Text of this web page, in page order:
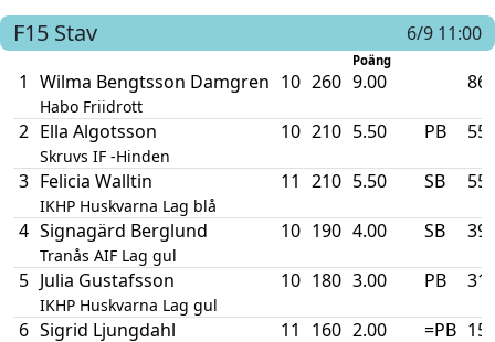
F15 Stav 6/9 11:00
Poäng
1 Wilma Bengtsson Damgren
Habo Friidrott
10 260 9.00
2 Ella Algotsson
Skruvs IF -Hinden
10 210 5.50 PB
3 Felicia Walltin
IKHP Huskvarna Lag blå
11 210 5.50 SB
4 Signagärd Berglund
Tranås AIF Lag gul
10 190 4.00 SB
5 Julia Gustafsson
IKHP Huskvarna Lag gul
10 180 3.00 PB
6 Sigrid Ljungdahl 11 160 2.00 =PB